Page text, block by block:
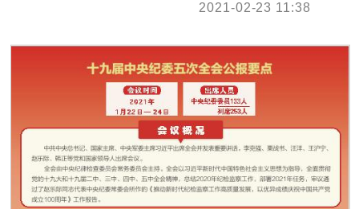
2021-02-23 11:38